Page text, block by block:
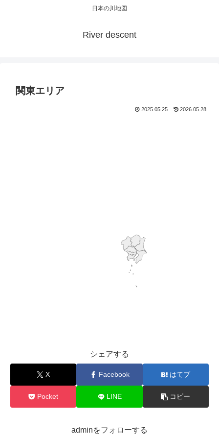
日本の川地図
River descent
関東エリア
2025.05.25 2026.05.28
シェアする
X Facebook はてブ
Pocket LINE コピー
adminをフォローする